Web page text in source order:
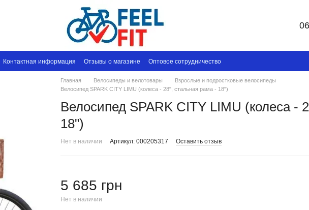
Контактная информация Отзывы о магазине Оптовое сотрудничество
Главная Велосипеды и велотовары
Взрослые и подростковые велосипеды
Велосипед SPARK CITY LIMU (колеса - 28", стальная рама - 18")
Велосипед SPARK CITY LIMU (колеса -
18")
Нет в наличии Артикул: 000205317 Оставить отзыв
5 685 грн
Нет в наличии